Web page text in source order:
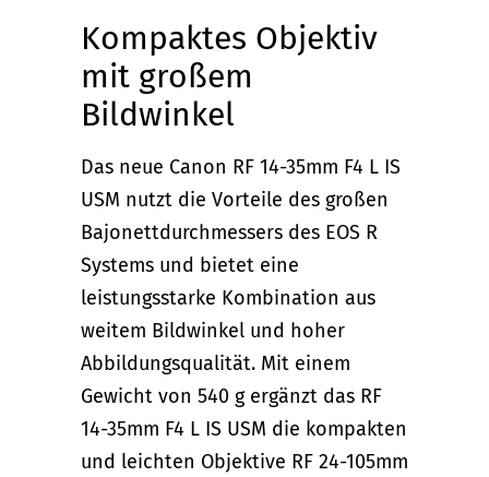
Kompaktes Objektiv
mit großem
Bildwinkel
Das neue Canon RF 14-35mm F4 L IS
USM nutzt die Vorteile des großen
Bajonettdurchmessers des EOS R
Systems und bietet eine
leistungsstarke Kombination aus
weitem Bildwinkel und hoher
Abbildungsqualität. Mit einem
Gewicht von 540 g ergänzt das RF
14-35mm F4 L IS USM die kompakten
und leichten Objektive RF 24-105mm